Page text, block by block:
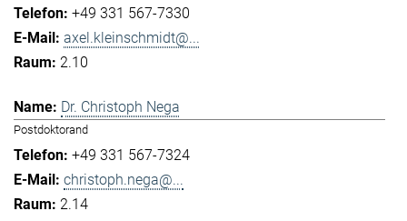
+49 331 567-7330
axel.kleinschmidt@...
2.10
Dr. Christoph Nega
Postdoktorand
+49 331 567-7324
christoph.nega@...
2.14